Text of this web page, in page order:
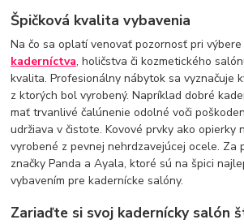
Špičková kvalita vybavenia
Na čo sa oplatí venovať pozornosť pri výbere
kaderníctva, holičstva či kozmetického
kvalita. Profesionálny nábytok sa vyznačuje
z ktorých bol vyrobený. Napríklad dobré
mať trvanlivé čalúnenie odolné voči
udržiava v čistote. Kovové prvky ako opierky
vyrobené z pevnej nehrdzavejúcej ocele. Za
značky Panda a Ayala, ktoré sú na špici
vybavením pre kadernícke salóny.
Zariaďte si svoj kadernícky salón